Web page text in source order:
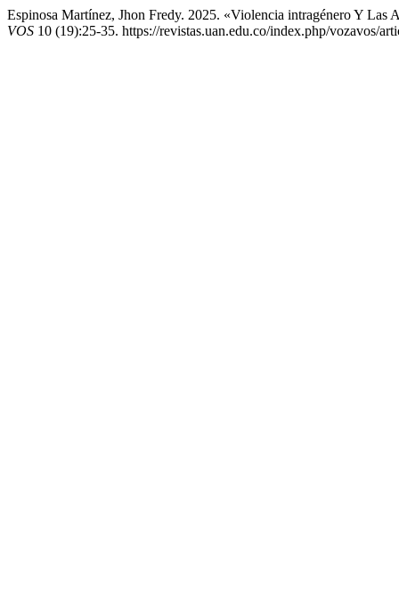
Espinosa Martínez, Jhon Fredy. 2025. «Violencia intragénero Y Las
VOS 10 (19):25-35. https://revistas.uan.edu.co/index.php/vozavos/